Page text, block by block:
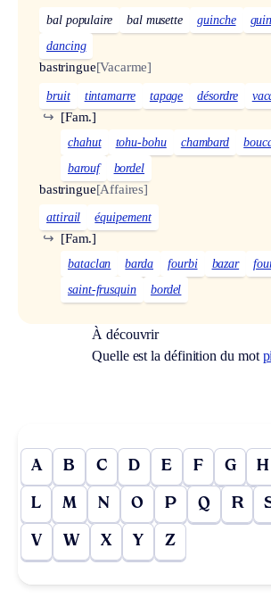
bal populaire bal musette guinche
dancing
bastringue[Vacarme]
bruit tintamarre tapage désordre
[Fam.]
↪
chahut tohu-bohu chambard
barouf
bordel
bastringue[Affaires]
attirail équipement
[Fam.]
↪
bataclan barda fourbi bazar
saint-frusquin
bordel
À découvrir
Quelle est la définition du mot
A B C D E F G H
L M N O P Q R
V W X Y Z